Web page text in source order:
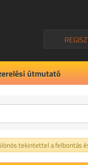
útmutató
tekintettel a felbontás